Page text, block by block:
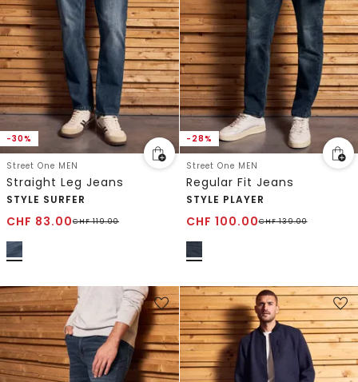
-30%
Street One MEN
Straight Leg Jeans
STYLE SURFER
CHF 83.00CHF119.00
-28%
Street One MEN
Regular Fit Jeans
STYLE PLAYER
CHF 100.00CHF139.00